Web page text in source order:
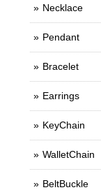
Necklace
Pendant
Bracelet
Earrings
KeyChain
WalletChain
BeltBuckle